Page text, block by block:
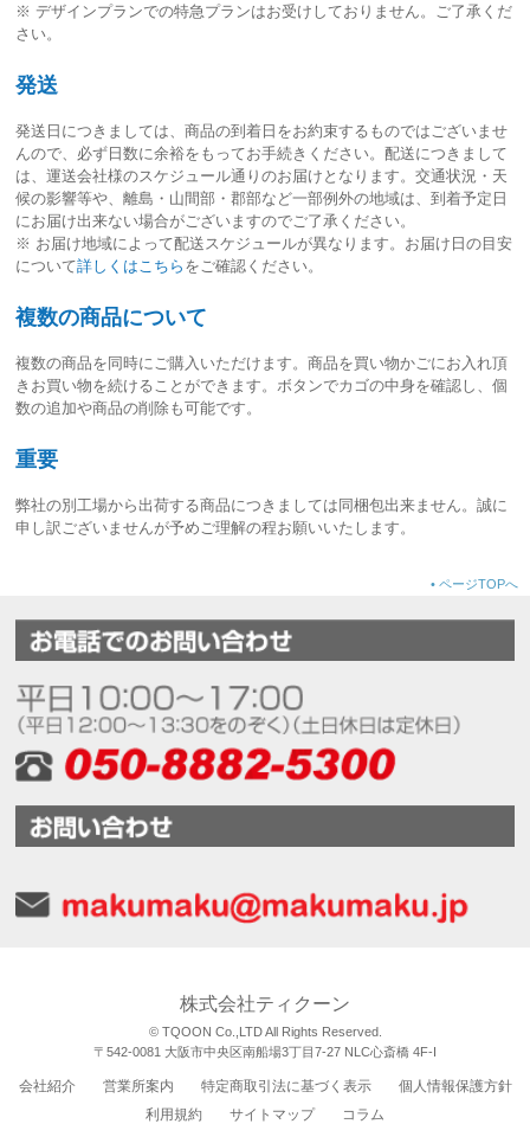
※ デザインプランでの特急プランはお受けしておりません。ご了承くだ
さい。
発送
発送日につきましては、商品の到着日をお約束するものではございませ
んので、必ず日数に余裕をもってお手続きください。配送につきまして
は、運送会社様のスケジュール通りのお届けとなります。交通状況・天
候の影響等や、離島・山間部・郡部など一部例外の地域は、到着予定日
にお届け出来ない場合がございますのでご了承ください。
※ お届け地域によって配送スケジュールが異なります。お届け日の目安
について詳しくはこちら をご確認ください。
複数の商品について
複数の商品を同時にご購入いただけます。商品を買い物かごにお入れ頂
きお買い物を続けることができます。ボタンでカゴの中身を確認し、個
数の追加や商品の削除も可能です。
重要
弊社の別工場から出荷する商品につきましては同梱包出来ません。誠に
申し訳ございませんが予めご理解の程お願いいたします。
• ページTOPへ
株式会社ティクーン
© TQOON Co.,LTD All Rights Reserved.
〒542-0081 大阪市中央区南船場3丁目7-27 NLC心斎橋 4F-I
会社紹介 営業所案内 特定商取引法に基づく表示
個人情報保護方針
利用規約
サイトマップ コラム